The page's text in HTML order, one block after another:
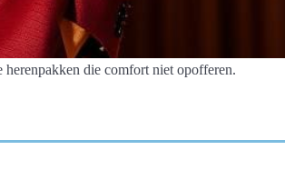
die comfort niet opofferen.